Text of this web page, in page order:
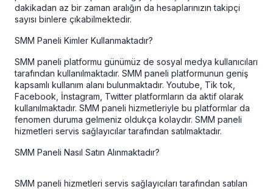
dakikadan az bir zaman aralığın da hesaplarınızın takipçi
sayısı binlere çıkabilmektedir.
SMM Paneli Kimler Kullanmaktadır?
SMM paneli platformu günümüz de sosyal medya kullanıcıları
tarafından kullanılmaktadır. SMM paneli platformunun geniş
kapsamlı kullanım alanı bulunmaktadır. Youtube, Tik tok,
Facebook, İnstagram, Twitter platformların da aktif olarak
kullanılmaktadır. SMM paneli hizmetleriyle bu platformlar da
fenomen duruma gelmeniz oldukça kolaydır. SMM paneli
hizmetleri servis sağlayıcılar tarafından satılmaktadır.
SMM Paneli Nasıl Satın Alınmaktadır?
SMM paneli hizmetleri servis sağlayıcıları tarafından satılan